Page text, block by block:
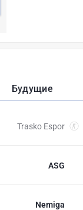
Будущие
Trasko Espor
ASG
Nemiga